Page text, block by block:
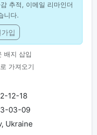
추적, 이메일 리마인더
니다.
입
배지 삽입
가져오기
12-18
03-09
Ukraine